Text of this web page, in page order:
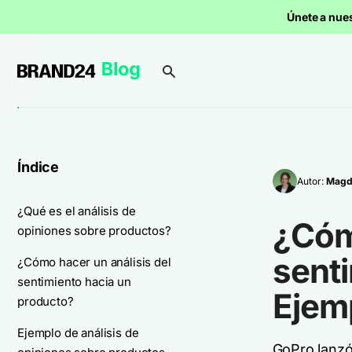
Únete a
Índice
¿Qué es el análisis de
opiniones sobre productos?
¿Cómo hacer un análisis del
sentimiento hacia un
producto?
Ejemplo de análisis de
Autor: